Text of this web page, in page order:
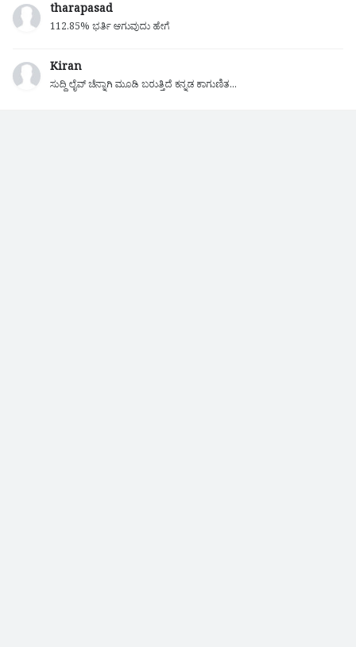
tharapasad
112.85% ಭರ್ತಿ ಆಗುವುದು ಹೇಗೆ
Kiran
ಸುದ್ದಿ ಲೈವ್ ಚೆನ್ನಾಗಿ ಮೂಡಿ ಬರುತ್ತಿದೆ ಕನ್ನಡ ಕಾಗುಣಿತ...